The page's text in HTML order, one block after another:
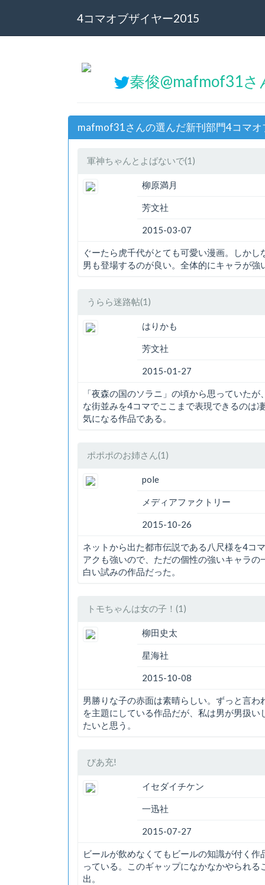
4コマオブザイヤー2015
秦俊@mafmof31さ
mafmof31さんの選んだ新刊部門4コマ
軍神ちゃんとよばないで(1)
柳原満月
芳文社
2015-03-07
ぐーたら虎千代がとても可愛い漫画。しか
男も登場するのが良い。全体的にキャラが
うらら迷路帖(1)
はりかも
芳文社
2015-01-27
「夜森の国のソラニ」の頃から思っていた
な街並みを4コマでここまで表現できるのは
気になる作品である。
ポポポのお姉さん(1)
pole
メディアファクトリー
2015-10-26
ネットから出た都市伝説である八尺様を4コ
アクも強いので、ただの個性の強いキャラ
白い試みの作品だった。
トモちゃんは女の子！(1)
柳田史太
星海社
2015-10-08
男勝りな子の赤面は素晴らしい。ずっと言
を主題にしている作品だが、私は男が男扱
たいと思う。
びあ充!
イセダイチケン
一迅社
2015-07-27
ビールが飲めなくてもビールの知識が付く
っている。このギャップになかなかやられ
出。